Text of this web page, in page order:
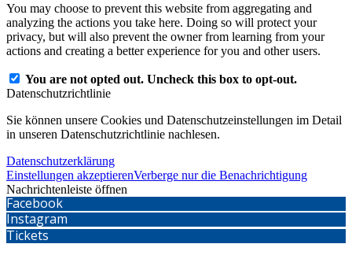
You may choose to prevent this website from aggregating and
analyzing the actions you take here. Doing so will protect your
privacy, but will also prevent the owner from learning from your
actions and creating a better experience for you and other users.
You are not opted out. Uncheck this box to opt-out.
Datenschutzrichtlinie
Sie können unsere Cookies und Datenschutzeinstellungen im Detail
in unseren Datenschutzrichtlinie nachlesen.
Datenschutzerklärung
Einstellungen akzeptierenVerberge nur die Benachrichtigung
Nachrichtenleiste öffnen
Facebook
Instagram
Tickets